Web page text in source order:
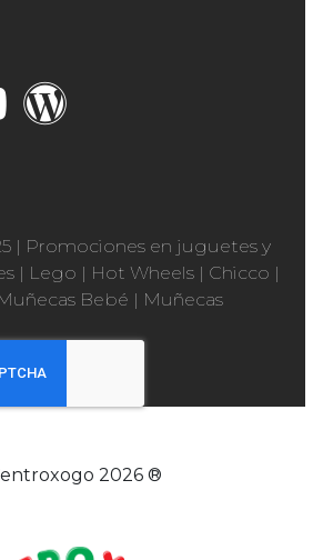
| Promociones en juguetes y
| Lego | Hot Wheels | Chicco |
Bebé | Muñecas
2026 ®